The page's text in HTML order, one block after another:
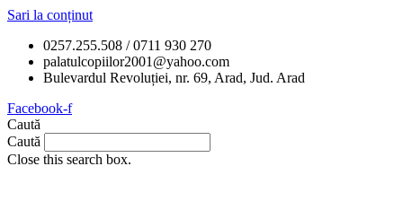
Sari la conținut
0257.255.508 / 0711 930 270
palatulcopiilor2001@yahoo.com
Bulevardul Revoluției, nr. 69, Arad, Jud. Arad
Facebook-f
Caută
Caută
Close this search box.